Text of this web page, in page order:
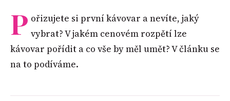
P ořizujete si první kávovar a nevíte, jaký
vybrat? V jakém cenovém rozpětí lze
kávovar pořídit a co vše by měl umět? V článku se
na to podíváme.